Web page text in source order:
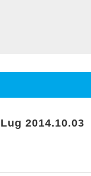
2014.10.03